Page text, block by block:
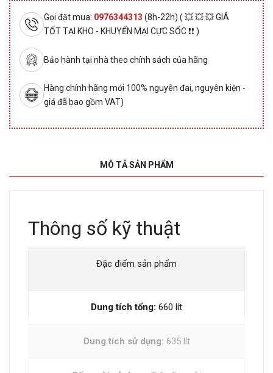
Gọi đặt mua: 0976344313 (8h-22h) ( 💥 💥 💥 GIÁ
TỐT TẠI KHO - KHUYẾN MẠI CỰC SỐC ❗❗ )
Bảo hành tại nhà theo chính sách của hãng
Hàng chính hãng mới 100% nguyên đai, nguyên kiện -
giá đã bao gồm VAT)
MÔ TẢ SẢN PHẨM
Thông số kỹ thuật
Đặc điểm sản phẩm
Dung tích tổng: 660 lít
Dung tích sử dụng: 635 lít